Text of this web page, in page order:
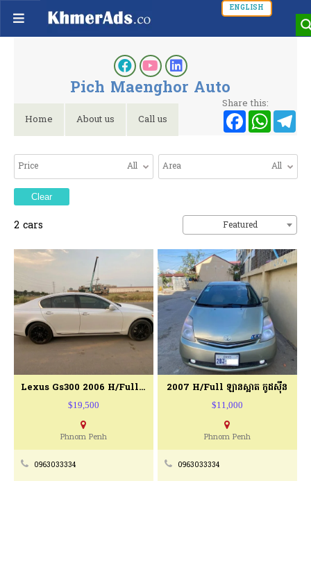
ENGLISH
Pich Maenghor Auto
Home About us Call us
Share this:
Price All Area All
Clear
Featured
2 cars
Lexus Gs300 2006 H/full Senser P2
$19,500
Phnom Penh
0963033334
2007 H/Full ឡានស្អាត កូដសុីន
$11,000
Phnom Penh
0963033334